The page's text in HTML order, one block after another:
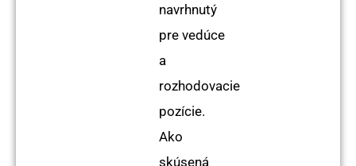
navrhnutý
pre vedúce
a
rozhodovacie
pozície.
Ako
skúsená